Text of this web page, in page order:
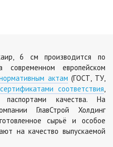
6 см производится по
современном европейском
актам (ГОСТ, ТУ,
сертификатами соответствия
качества. На
ГлавСтрой Холдинг
сырьё и особое
на качество выпускаемой